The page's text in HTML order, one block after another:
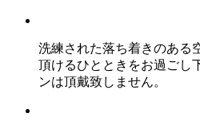
洗練された落ち着きのある
頂けるひとときをお過ごし
ンは頂戴致しません。